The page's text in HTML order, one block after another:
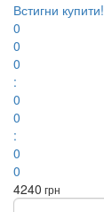
Встигни купити!
0
0
0
:
0
0
:
0
0
4240 грн